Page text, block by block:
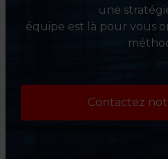
une
équipe est là pour vous
Contactez